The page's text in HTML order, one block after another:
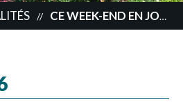
// CE WEEK-END EN JOCONDIE